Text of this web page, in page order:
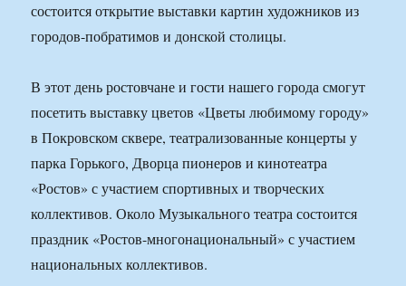
состоится открытие выставки картин художников из
городов-побратимов и донской столицы.
В этот день ростовчане и гости нашего города смогут
посетить выставку цветов «Цветы любимому городу»
в Покровском сквере, театрализованные концерты у
парка Горького, Дворца пионеров и кинотеатра
«Ростов» с участием спортивных и творческих
коллективов. Около Музыкального театра состоится
праздник «Ростов-многонациональный» с участием
национальных коллективов.